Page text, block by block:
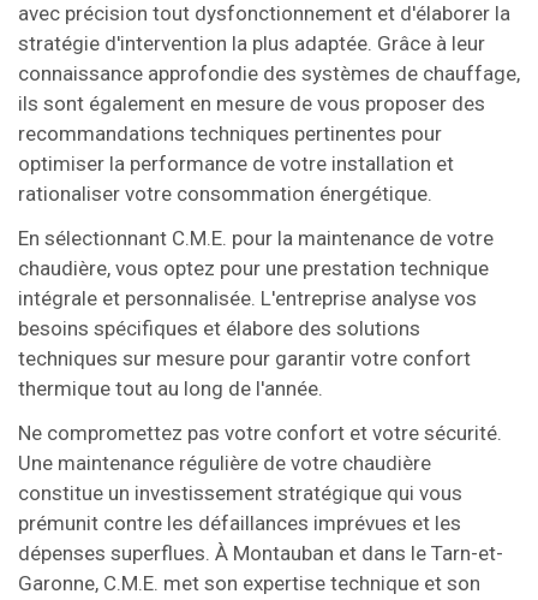
avec précision tout dysfonctionnement et d'élaborer la
stratégie d'intervention la plus adaptée. Grâce à leur
connaissance approfondie des systèmes de chauffage,
ils sont également en mesure de vous proposer des
recommandations techniques pertinentes pour
optimiser la performance de votre installation et
rationaliser votre consommation énergétique.
En sélectionnant C.M.E. pour la maintenance de votre
chaudière, vous optez pour une prestation technique
intégrale et personnalisée. L'entreprise analyse vos
besoins spécifiques et élabore des solutions
techniques sur mesure pour garantir votre confort
thermique tout au long de l'année.
Ne compromettez pas votre confort et votre sécurité.
Une maintenance régulière de votre chaudière
constitue un investissement stratégique qui vous
prémunit contre les défaillances imprévues et les
dépenses superflues. À Montauban et dans le Tarn-et-
Garonne, C.M.E. met son expertise technique et son